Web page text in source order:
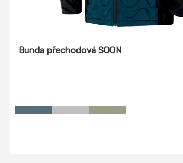
Bunda přechodová SOON